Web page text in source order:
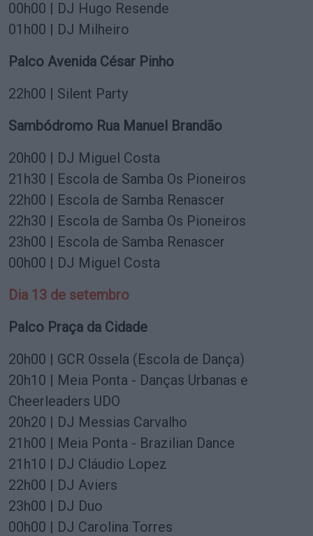
00h00 | DJ Hugo Resende
01h00 | DJ Milheiro
Palco Avenida César Pinho
22h00 | Silent Party
Sambódromo Rua Manuel Brandão
20h00 | DJ Miguel Costa
21h30 | Escola de Samba Os Pioneiros
22h00 | Escola de Samba Renascer
22h30 | Escola de Samba Os Pioneiros
23h00 | Escola de Samba Renascer
00h00 | DJ Miguel Costa
Dia 13 de setembro
Palco Praça da Cidade
20h00 | GCR Ossela (Escola de Dança)
20h10 | Meia Ponta - Danças Urbanas e
Cheerleaders UDO
20h20 | DJ Messias Carvalho
21h00 | Meia Ponta - Brazilian Dance
21h10 | DJ Cláudio Lopez
22h00 | DJ Aviers
23h00 | DJ Duo
00h00 | DJ Carolina Torres